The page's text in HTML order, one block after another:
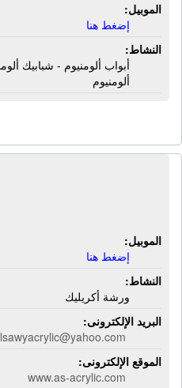
الموبيل:
إضغط هنا
النشاط:
أبواب ألومنيوم - شبابيك
ألومنيوم
الموبيل:
إضغط هنا
النشاط:
ورشة أكريليك
البريد الإلكترونى:
الموقع الإلكترونى:
www.as-acrylic.com